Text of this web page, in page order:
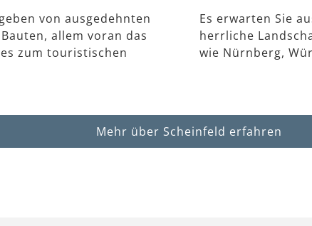
von ausgedehnten
allem voran das
zum touristischen
Es erwarten Sie
herrliche
wie Nürnberg,
Mehr über Scheinfeld erfahren